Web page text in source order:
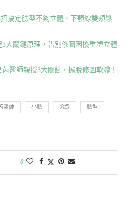
搞定臉型不夠立體、下顎線雙頰鬆
大關鍵原理，告別修圖困擾重塑立體
醫師親授3大關鍵，擺脫修圖軟體！
醫師 小臉 緊緻 臉型
0